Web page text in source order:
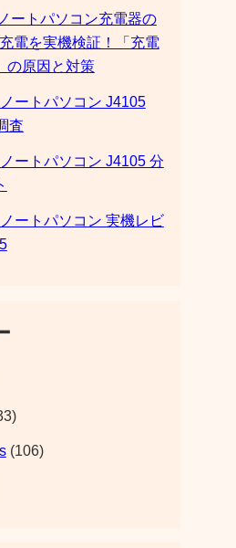
ートパソコン充電器の
電を実機検証！「充電
の原因と対策
ートパソコン J4105
査
ートパソコン J4105 分
ートパソコン 実機レビ
(106)